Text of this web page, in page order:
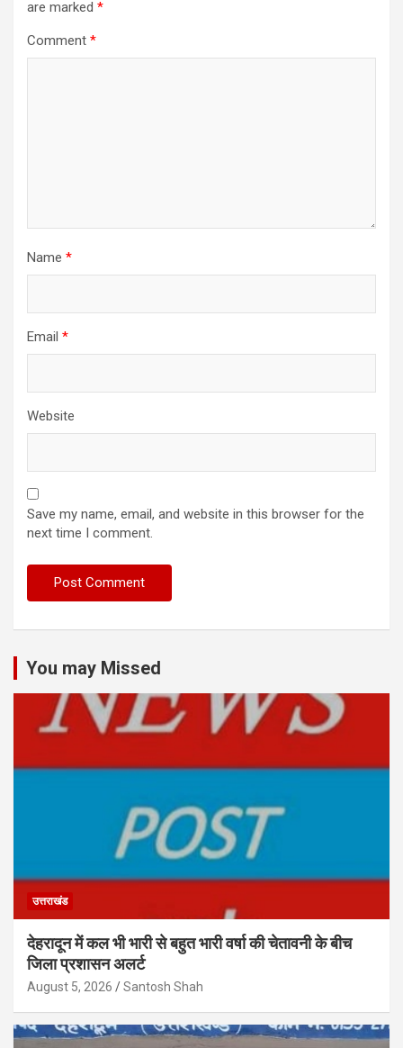
are marked *
Comment *
Name *
Email *
Website
Save my name, email, and website in this browser for the
next time I comment.
You may Missed
उत्तराखंड
देहरादून में कल भी भारी से बहुत भारी वर्षा की चेतावनी के बीच
जिला प्रशासन अलर्ट
August 5, 2026 Santosh Shah